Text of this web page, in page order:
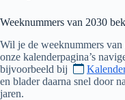
Weeknummers van 2030
Wil je de weeknummers van
onze kalenderpagina’s
bijvoorbeeld bij
en blader daarna snel door
jaren.